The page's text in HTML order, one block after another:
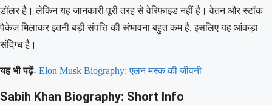
डॉलर है। लेकिन यह जानकारी पूरी तरह से वेरिफाइड नहीं है। वेतन और स्टॉक
पैकेज मिलाकर इतनी बड़ी संपत्ति की संभावना बहुत कम है, इसलिए यह आंकड़ा
संदिग्ध है।
यह भी पढ़ें- Elon Musk Biography: एलन मस्क की जीवनी
Sabih Khan Biography: Short Info